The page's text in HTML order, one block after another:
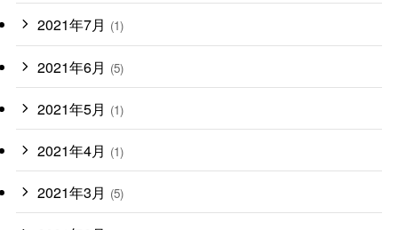
2021年7月 (1)
2021年6月 (5)
2021年5月 (1)
2021年4月 (1)
2021年3月 (5)